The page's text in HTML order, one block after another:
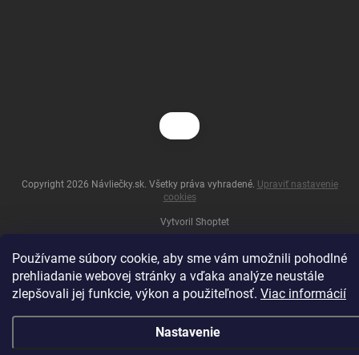
Používame súbory cookie, aby sme vám umožnili pohodlné
prehliadanie webovej stránky a vďaka analýze neustále
zlepšovali jej funkcie, výkon a použiteľnosť. Viac informácií
Nastavenie
Vytvoril Shoptet
Copyright 2026 Návliečky.sk. Všetky práva vyhradené. Upraviť nastavenie
cookies